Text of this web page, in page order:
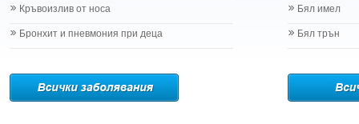
Кръвоизлив от носа
Бронхит и пневмония при деца
Бял имел
Бял трън